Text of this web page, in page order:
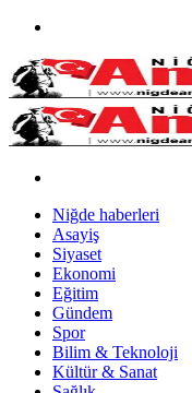
Niğde haberleri
Asayiş
Siyaset
Ekonomi
Eğitim
Gündem
Spor
Bilim & Teknoloji
Kültür & Sanat